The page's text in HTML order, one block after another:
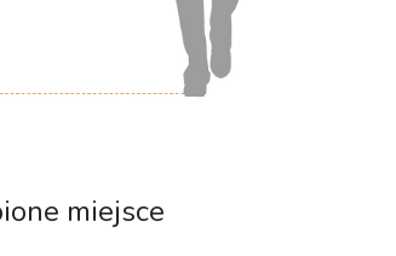
miejsce